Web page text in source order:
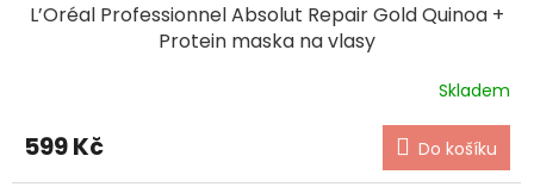
L’Oréal Professionnel Absolut Repair Gold Quinoa +
Protein maska na vlasy
Skladem
599 Kč Do košíku